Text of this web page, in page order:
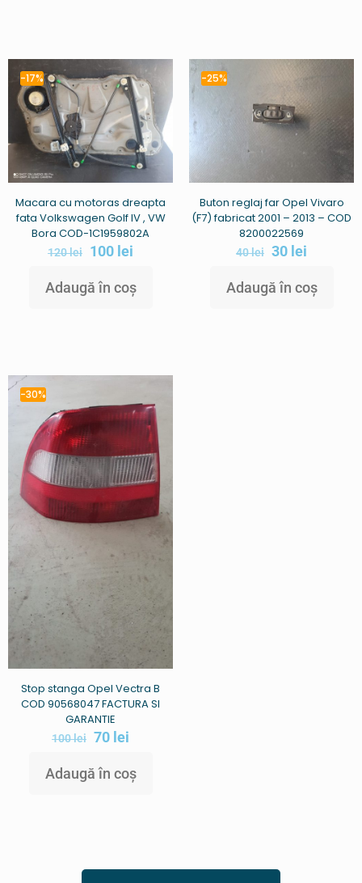
-17%
Macara cu motoras dreapta
fata Volkswagen Golf IV , VW
Bora COD-1C1959802A
120lei 100 lei
Adaugă în coș
-25%
Buton reglaj far Opel Vivaro
(F7) fabricat 2001 – 2013 – COD
8200022569
40lei 30 lei
Adaugă în coș
-30%
Stop stanga Opel Vectra B
COD 90568047 FACTURA SI
GARANTIE
100lei 70 lei
Adaugă în coș